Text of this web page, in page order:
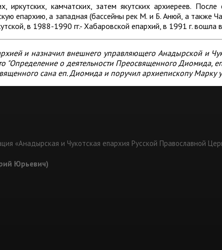
иркутских, камчатских, затем якутских архиереев.
епархию, а западная (бассейны рек М. и Б. Анюй, а также
в 1988-1990 гг.- Хабаровской епархий, в 1991 г.
и назначил внешнего управляющего Анадырской и
о деятельности Преосвященного Диомида,
сана еп. Диомида и поручил архиепископу Марку
«Анадырская и Чукотская епархия Русской Православной
Юрьевич)